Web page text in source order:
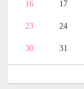
16 17
23 24
30 31